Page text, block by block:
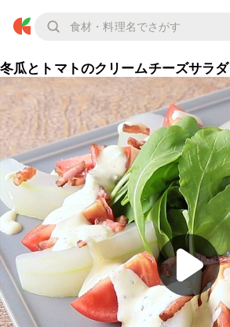
冬瓜とトマトのクリームチーズサラダ